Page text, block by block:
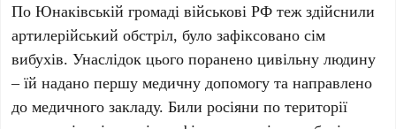
По Юнаківській громаді військові РФ теж здійснили
артилерійський обстріл, було зафіксовано сім
вибухів. Унаслідок цього поранено цивільну людину
– їй надано першу медичну допомогу та направлено
до медичного закладу. Били росіяни по території